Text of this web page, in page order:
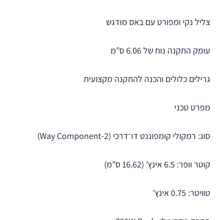
צליל נקי ומפורט עם באס מודגש
עומק התקנה נוח של 6.06 ס”מ
גרילים כלולים והכנה להתקנה מקצועית
מפרט טכני
סוג: רמקולי קומפוננט דו־דרכי (2-Way Component)
קוטר וופר: 6.5 אינץ’ (16.62 ס”מ)
טוויטר: 0.75 אינץ’